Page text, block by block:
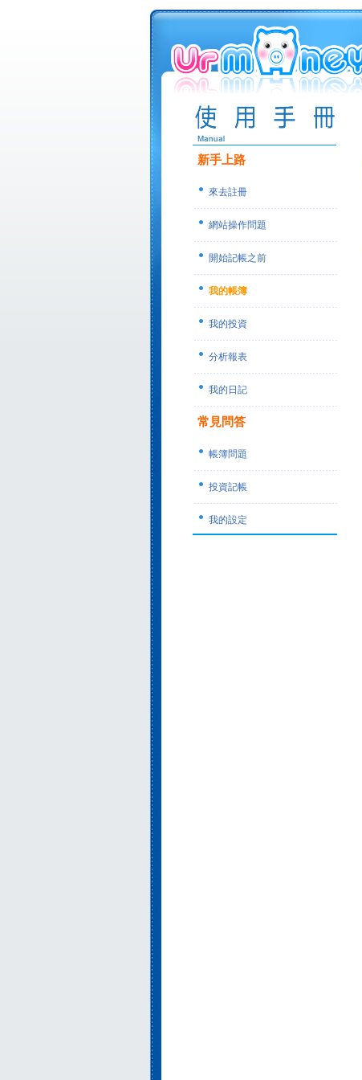
新手上路
來去註冊
網站操作問題
開始記帳之前
我的帳簿
我的投資
分析報表
我的日記
常見問答
帳簿問題
投資記帳
我的設定